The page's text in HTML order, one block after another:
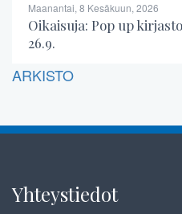
Maanantai, 8 Kesäkuun, 2026
Oikaisuja: Pop up
26.9.
ARKISTO
Yhteystiedot